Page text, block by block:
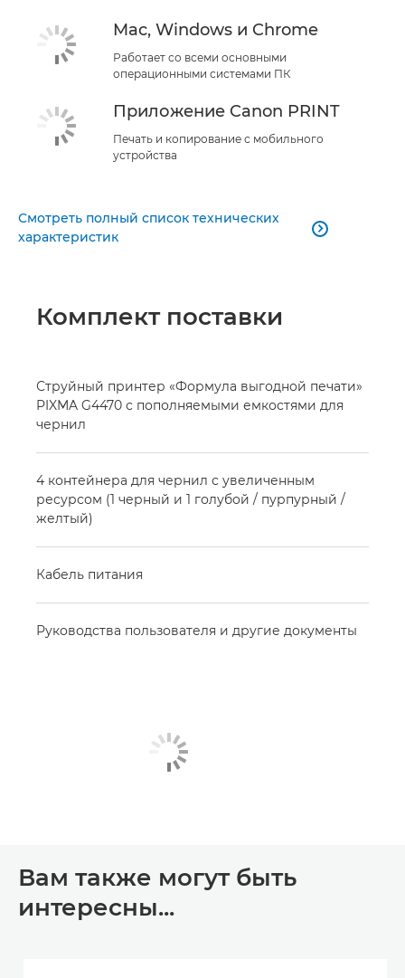
Mac, Windows и Chrome
Работает со всеми основными
операционными системами ПК
Приложение Canon PRINT
Печать и копирование с мобильного
устройства
Смотреть полный список технических
характеристик

Комплект поставки
Струйный принтер «Формула выгодной печати»
PIXMA G4470 с пополняемыми емкостями для
чернил
4 контейнера для чернил с увеличенным
ресурсом (1 черный и 1 голубой / пурпурный /
желтый)
Кабель питания
Руководства пользователя и другие документы
Вам также могут быть
интересны...